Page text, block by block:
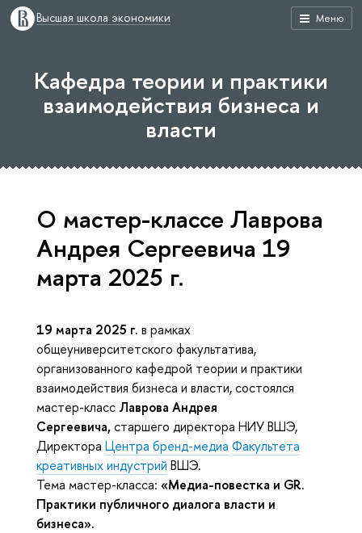
Меню
Высшая школа экономики
Кафедра теории и практики
взаимодействия бизнеса и
власти
О мастер-классе Лаврова
Андрея Сергеевича 19
марта 2025 г.
19 марта 2025 г. в рамках
общеуниверситетского факультатива,
организованного кафедрой теории и практики
взаимодействия бизнеса и власти, состоялся
мастер-класс Лаврова Андрея
Сергеевича,старшего директора НИУ ВШЭ,
Директора Центра бренд-медиа Факультета
креативных индустрий ВШЭ.
Тема мастер-класса: «Медиа-повестка и GR.
Практики публичного диалога власти и
бизнеса».